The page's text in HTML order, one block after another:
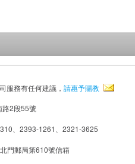
服務有任何建議， 請惠予賜教
路2段55號
、2393-1261、2321-3625
門郵局第610號信箱